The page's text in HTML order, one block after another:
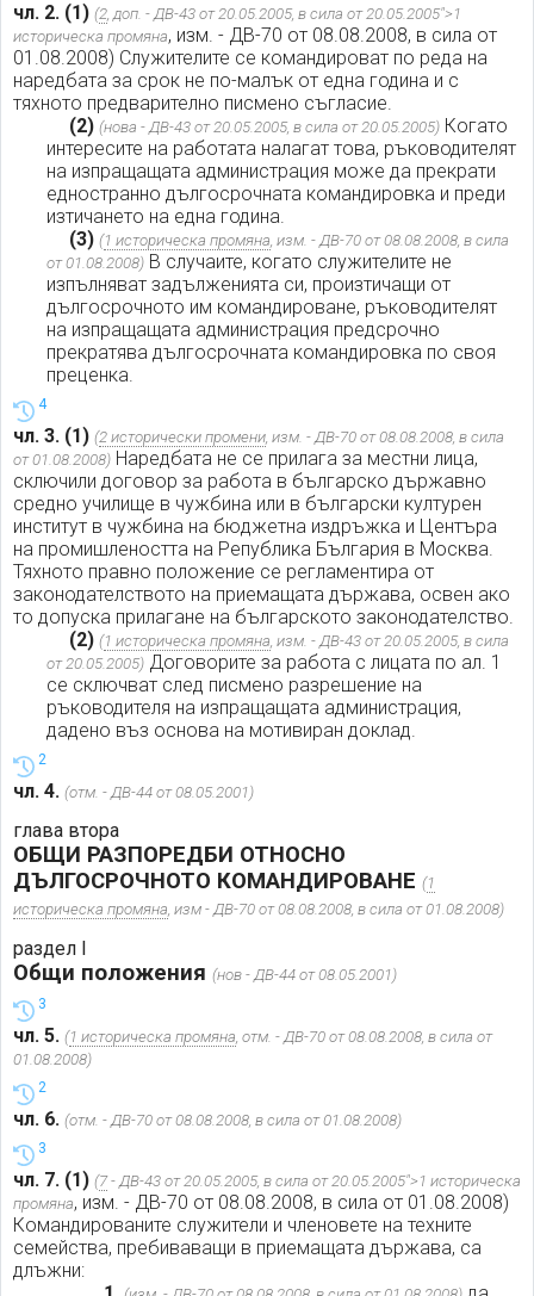
чл. 2. (1) (2, доп. - ДВ-43 от 20.05.2005, в сила от 20.05.2005">1
историческа промяна, изм. - ДВ-70 от 08.08.2008, в сила от
01.08.2008) Служителите се командироват по реда на
наредбата за срок не по-малък от една година и с
тяхното предварително писмено съгласие.
(2) (нова - ДВ-43 от 20.05.2005, в сила от 20.05.2005) Когато
интересите на работата налагат това, ръководителят
на изпращащата администрация може да прекрати
едностранно дългосрочната командировка и преди
изтичането на една година.
(3) (1 историческа промяна, изм. - ДВ-70 от 08.08.2008, в сила
от 01.08.2008) В случаите, когато служителите не
изпълняват задълженията си, произтичащи от
дългосрочното им командироване, ръководителят
на изпращащата администрация предсрочно
прекратява дългосрочната командировка по своя
преценка.
4
чл. 3. (1) (2 исторически промени, изм. - ДВ-70 от 08.08.2008, в сила
от 01.08.2008) Наредбата не се прилага за местни лица,
сключили договор за работа в българско държавно
средно училище в чужбина или в български културен
институт в чужбина на бюджетна издръжка и Центъра
на промишлеността на Република България в Москва.
Тяхното правно положение се регламентира от
законодателството на приемащата държава, освен ако
то допуска прилагане на българското законодателство.
(2) (1 историческа промяна, изм. - ДВ-43 от 20.05.2005, в сила
от 20.05.2005) Договорите за работа с лицата по ал. 1
се сключват след писмено разрешение на
ръководителя на изпращащата администрация,
дадено въз основа на мотивиран доклад.
2
чл. 4. (отм. - ДВ-44 от 08.05.2001)
глава втора
ОБЩИ РАЗПОРЕДБИ ОТНОСНО
ДЪЛГОСРОЧНОТО КОМАНДИРОВАНЕ (1
историческа промяна, изм - ДВ-70 от 08.08.2008, в сила от 01.08.2008)
раздел I
Общи положения (нов - ДВ-44 от 08.05.2001)
3
чл. 5. (1 историческа промяна, отм. - ДВ-70 от 08.08.2008, в сила от
01.08.2008)
2
чл. 6. (отм. - ДВ-70 от 08.08.2008, в сила от 01.08.2008)
3
чл. 7. (1) (7- ДВ-43 от 20.05.2005, в сила от 20.05.2005">1 историческа
промяна, изм. - ДВ-70 от 08.08.2008, в сила от 01.08.2008)
Командированите служители и членовете на техните
семейства, пребиваващи в приемащата държава, са
длъжни: